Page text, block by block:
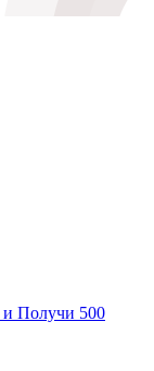
и Получи 500